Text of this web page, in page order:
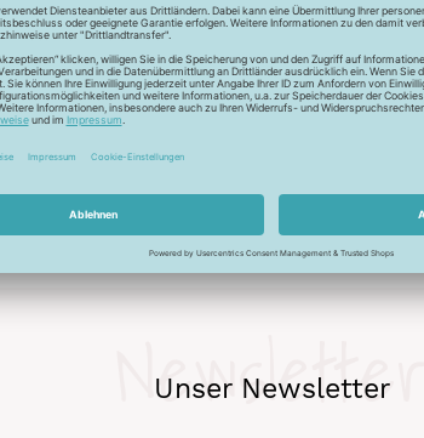
Nähen von Schultüten eingekauft. Das
Unser Newsletter
Newsletter